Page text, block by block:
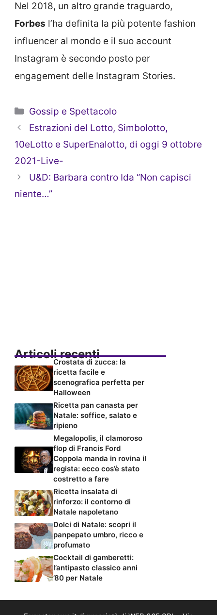
Nel 2018, un altro grande traguardo,
Forbes l’ha definita la più potente fashion
influencer al mondo e il suo account
Instagram è secondo posto per
engagement delle Instagram Stories.
Categorie
Gossip e Spettacolo
Estrazioni del Lotto, Simbolotto,
10eLotto e SuperEnalotto, di oggi 9 ottobre
2021-Live-
U&D: Barbara contro Ida “Non capisci
niente…”
Articoli recenti
Crostata di zucca: la
ricetta facile e
scenografica perfetta per
Halloween
Ricetta pan canasta per
Natale: soffice, salato e
ripieno
Megalopolis, il clamoroso
flop di Francis Ford
Coppola manda in rovina il
regista: ecco cos’è stato
costretto a fare
Ricetta insalata di
rinforzo: il contorno di
Natale napoletano
Dolci di Natale: scopri il
panpepato umbro, ricco e
profumato
Cocktail di gamberetti:
l’antipasto classico anni
’80 per Natale